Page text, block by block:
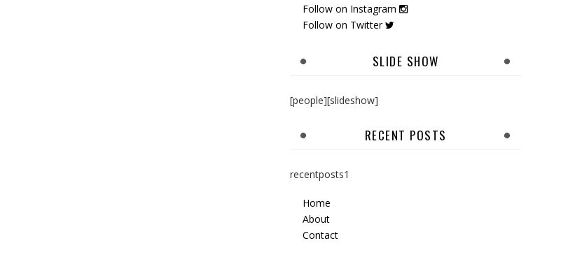
Follow on Instagram
Follow on Twitter
SLIDE SHOW
[people][slideshow]
RECENT POSTS
recentposts1
Home
About
Contact